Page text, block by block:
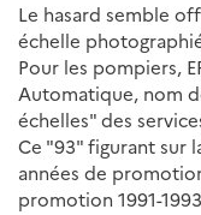
Le hasard semble
échelle
Pour les pompiers,
Automatique, nom
échelles" des
Ce "93" figurant sur
années de
promotion 1991-